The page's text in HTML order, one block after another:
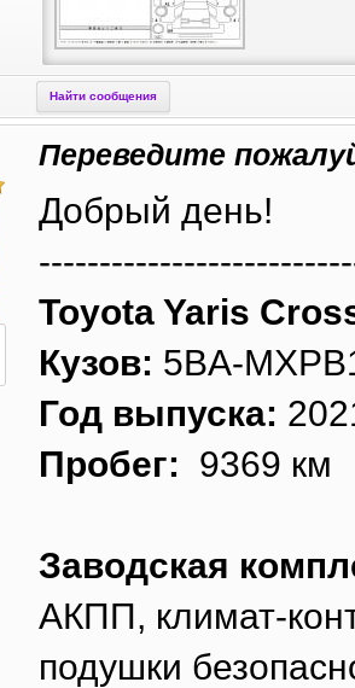
Найти сообщения
Переведите
Добрый день!
Toyota Yaris
Кузов: 5BA-
Год выпуска:
Пробег: 9369 км
Заводская
АКПП, климат-
подушки